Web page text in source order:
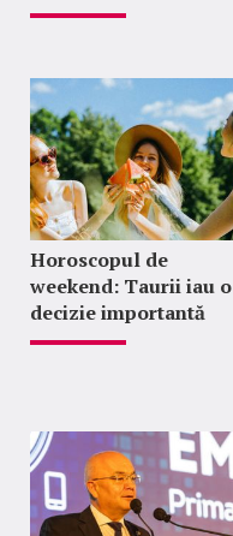
Horoscopul de
weekend: Taurii iau o
decizie importantă